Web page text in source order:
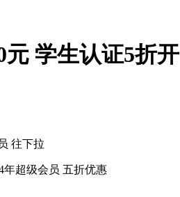
学生认证5折开
往下拉
年超级会员 五折优惠